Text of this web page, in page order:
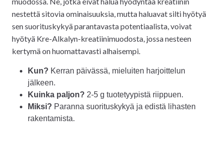
nestettä sitovia ominaisuuksia, mutta haluavat silti hyötyä
sen suorituskykyä parantavasta potentiaalista, voivat
hyötyä Kre-Alkalyn-kreatiinimuodosta, jossa nesteen
kertymä on huomattavasti alhaisempi.
Kun? Kerran päivässä, mieluiten harjoittelun
jälkeen.
Kuinka paljon? 2-5 g tuotetyypistä riippuen.
Miksi? Paranna suorituskykyä ja edistä lihasten
rakentamista.